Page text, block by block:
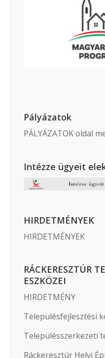
Pályázatok
PÁLYÁZATOK oldal
Intézze ügyeit
HIRDETMÉNYEK
HIRDETMÉNYEK
RÁCKERESZTÚR
ESZKÖZEI
HIRDETMÉNY
Településfejlesztési
Településszerkezeti
Ráckeresztúr Helyi